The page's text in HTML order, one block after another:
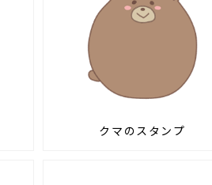
クマのスタンプ